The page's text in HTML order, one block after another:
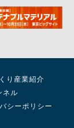
した。
集を開始し
り産業紹介
ネル
シーポリシー